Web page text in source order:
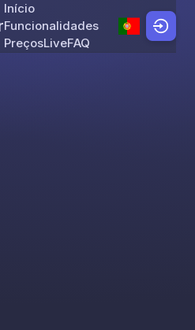
Skip to content
Início
Funcionalidades
PreçosLiveFAQ